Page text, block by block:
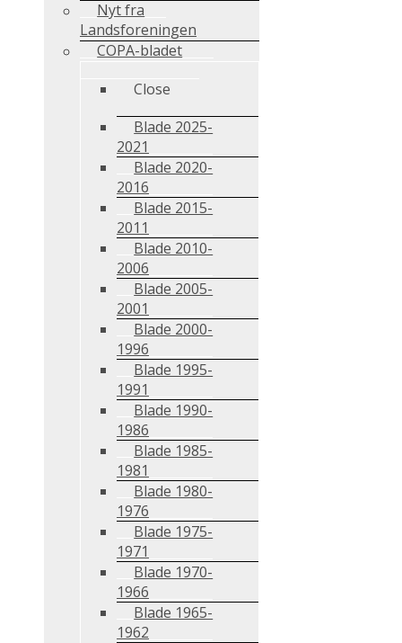
Nyt fra
Landsforeningen
COPA-bladet
Close
Blade 2025-
2021
Blade 2020-
2016
Blade 2015-
2011
Blade 2010-
2006
Blade 2005-
2001
Blade 2000-
1996
Blade 1995-
1991
Blade 1990-
1986
Blade 1985-
1981
Blade 1980-
1976
Blade 1975-
1971
Blade 1970-
1966
Blade 1965-
1962